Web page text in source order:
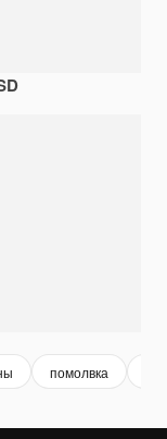
помолвка